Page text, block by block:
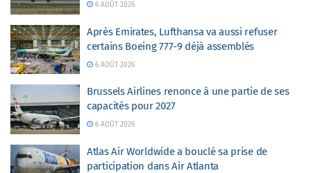
6 AOÛT 2026
Après Emirates, Lufthansa va aussi refuser
certains Boeing 777-9 déjà assemblés
6 AOÛT 2026
Brussels Airlines renonce à une partie de ses
capacités pour 2027
6 AOÛT 2026
Atlas Air Worldwide a bouclé sa prise de
participation dans Air Atlanta